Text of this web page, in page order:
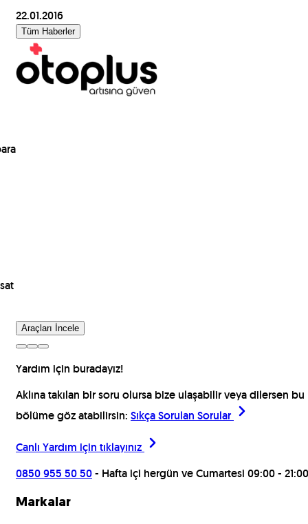
22.01.2016
Tüm Haberler
Araçları İncele
Yardım için buradayız!
Aklına takılan bir soru olursa bize ulaşabilir veya dilersen bu
bölüme göz atabilirsin: Sıkça Sorulan Sorular
Canlı Yardım için tıklayınız
0850 955 50 50- Hafta içi hergün ve Cumartesi 09:00 - 21:00
Markalar